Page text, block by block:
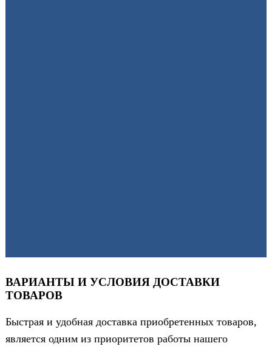
ВАРИАНТЫ И УСЛОВИЯ ДОСТАВКИ
ТОВАРОВ
Быстрая и удобная доставка приобретенных товаров,
является одним из приоритетов работы нашего